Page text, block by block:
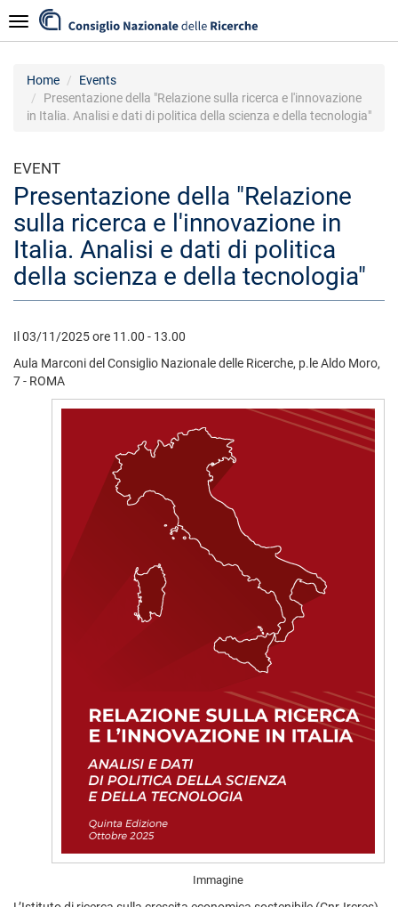
to
main
Navigazione
Home
Events
Presentazione della "Relazione sulla ricerca e l'innovazione
in Italia. Analisi e dati di politica della scienza e della tecnologia"
EVENT
Presentazione della "Relazione
sulla ricerca e l'innovazione in
Italia. Analisi e dati di politica
della scienza e della tecnologia"
Il 03/11/2025 ore 11.00 - 13.00
Aula Marconi del Consiglio Nazionale delle Ricerche, p.le Aldo Moro,
7 - ROMA
Immagine